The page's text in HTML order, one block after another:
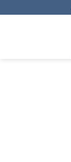
to